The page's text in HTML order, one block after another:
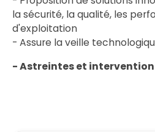
la sécurité, la qualité, les
d'exploitation
- Assure la veille
- Astreintes et intervention